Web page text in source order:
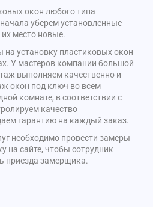
окон любого типа
уберем установленные
место новые.
установку пластиковых окон
У мастеров компании большой
выполняем качественно и
окон под ключ во всем
комнате, в соответствии с
качество
гарантию на каждый заказ.
необходимо провести замеры
на сайте, чтобы сотрудник
приезда замерщика.